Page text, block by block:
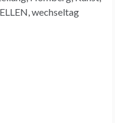
,wechseltag